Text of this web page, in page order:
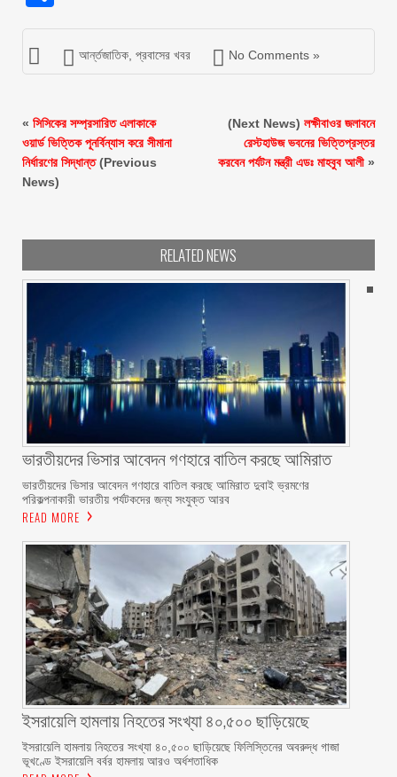
আর্ন্তজাতিক প্রবাসের খবর No Comments »
« সিসিকের সম্প্রসারিত এলাকাকে
ওয়ার্ড ভিত্তিক পূনর্বিন্যাস করে সীমানা
নির্ধারণের সিদ্ধান্ত(Previous
News)
(Next News) লক্ষীবাওর জলাবনে
রেস্টহাউজ ভবনের ভিত্তিপ্রস্তর
করবেন পর্যটন মন্ত্রী এডঃ মাহবুব আলী »
RELATED NEWS
ভারতীয়দের ভিসার আবেদন গণহারে বাতিল করছে আমিরাত
ভারতীয়দের ভিসার আবেদন গণহারে বাতিল করছে আমিরাত দুবাই ভ্রমণের
পরিকল্পনাকারী ভারতীয় পর্যটকদের জন্য সংযুক্ত আরব
READ MORE
ইসরায়েলি হামলায় নিহতের সংখ্যা ৪০,৫০০ ছাড়িয়েছে
ইসরায়েলি হামলায় নিহতের সংখ্যা ৪০,৫০০ ছাড়িয়েছে ফিলিস্তিনের অবরুদ্ধ গাজা
ভূখণ্ডে ইসরায়েলি বর্বর হামলায় আরও অর্ধশতাধিক